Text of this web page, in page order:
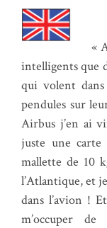
«
intelligents que
qui volent
pendules sur
Airbus j’en ai
juste une
mallette de 10
l’Atlantique, et
dans l’avion !
m’occuper